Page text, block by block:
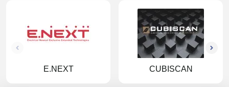
E.NEXT CUBISCAN